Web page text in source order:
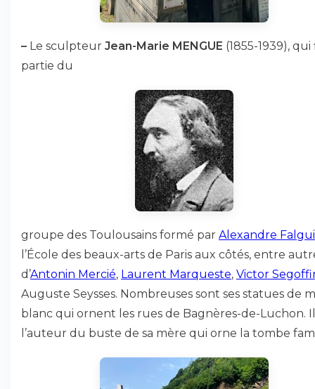
– Le sculpteur Jean-Marie MENGUE (1855-1939),
partie du
groupe des Toulousains formé par Alexandre
l’École des beaux-arts de Paris aux côtés, entre
d’Antonin Mercié, Laurent Marqueste, Victor
Auguste Seysses. Nombreuses sont ses statues de
blanc qui ornent les rues de Bagnères-de-Luchon.
l’auteur du buste de sa mère qui orne la tombe